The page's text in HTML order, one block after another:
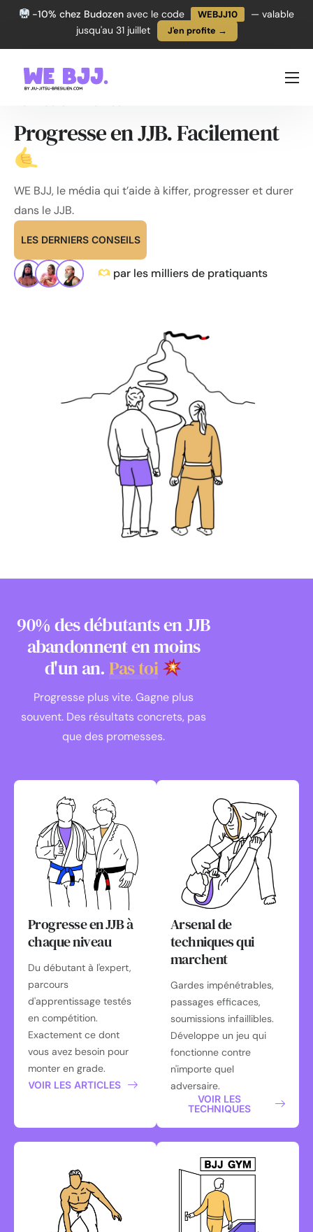
-10% chez Budozen avec le code WEBJJ10
— valable
jusqu'au 31 juillet
J'en profite →
TECHNIQUES
ÉQUIPEMENT
Le média N°1 en JJB
Progresse en JJB. Facilement
WE BJJ, le média qui t’aide à kiffer, progresser et durer
dans le JJB.
LES DERNIERS CONSEILS
par les milliers de pratiquants
90% des débutants en JJB
abandonnent en moins
d'un an.Pas toi
Progresse plus vite. Gagne plus
souvent. Des résultats concrets, pas
que des promesses.
Progresse en JJB à
chaque niveau
Du débutant à l'expert,
parcours
d'apprentissage testés
en compétition.
Exactement ce dont
vous avez besoin pour
monter en grade.
VOIR LES ARTICLES
Arsenal de
techniques qui
marchent
Gardes impénétrables,
passages efficaces,
soumissions infaillibles.
Développe un jeu qui
fonctionne contre
n'importe quel
adversaire.
VOIR LES
TECHNIQUES